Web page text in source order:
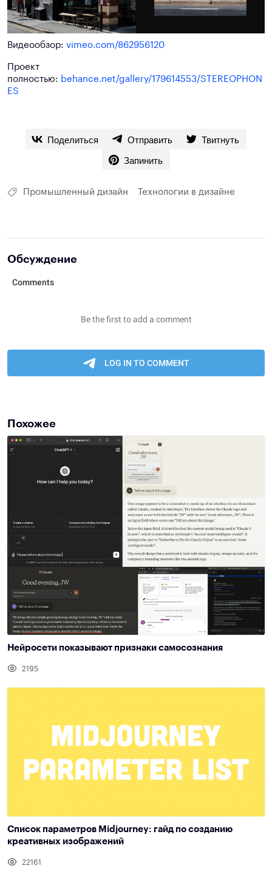
Видеообзор: vimeo.com/862956120
Проект
полностью: behance.net/gallery/179614553/STEREOPHON
ES
Поделиться Отправить
Твитнуть
Запинить
Промышленный дизайн Технологии в дизайне
Обсуждение
Похожее
Нейросети показывают признаки самосознания
2195
Список параметров Midjourney: гайд по созданию
креативных изображений
22161